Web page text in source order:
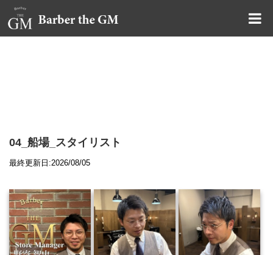
04_船場_スタイリスト
最終更新日:2026/08/05